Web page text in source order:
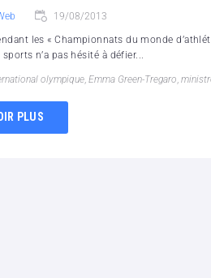
19/08/2013
les « Championnats du monde
n’a pas hésité à défier...
olympique, Emma Green-Tregaro,
PLUS